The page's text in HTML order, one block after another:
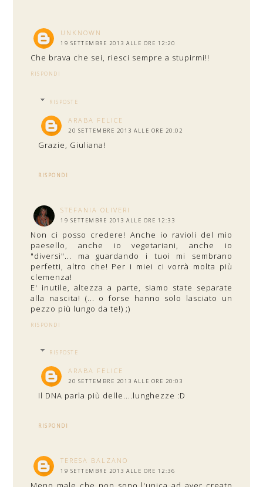
UNKNOWN
19 SETTEMBRE 2013 ALLE ORE 12:20
Che brava che sei, riesci sempre a stupirmi!!
RISPONDI
RISPOSTE
ARABA FELICE
20 SETTEMBRE 2013 ALLE ORE 20:02
Grazie, Giuliana!
RISPONDI
STEFANIA OLIVERI
19 SETTEMBRE 2013 ALLE ORE 12:33
Non ci posso credere! Anche io ravioli del mio
paesello, anche io vegetariani, anche io
"diversi"... ma guardando i tuoi mi sembrano
perfetti, altro che! Per i miei ci vorrà molta più
clemenza!
E' inutile, altezza a parte, siamo state separate
alla nascita! (... o forse hanno solo lasciato un
pezzo più lungo da te!) ;)
RISPONDI
RISPOSTE
ARABA FELICE
20 SETTEMBRE 2013 ALLE ORE 20:03
Il DNA parla più delle....lunghezze :D
RISPONDI
TERESA BALZANO
19 SETTEMBRE 2013 ALLE ORE 12:36